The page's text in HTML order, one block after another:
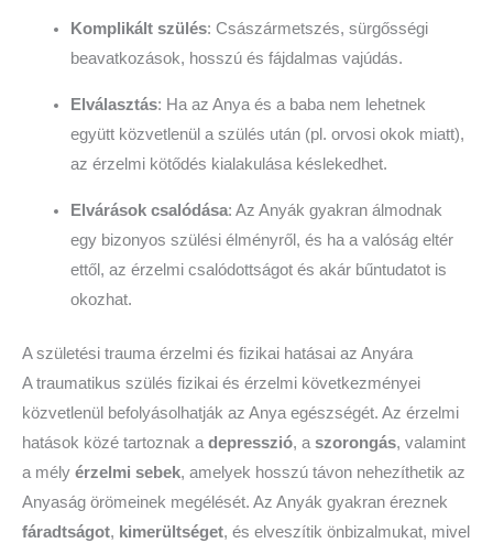
Komplikált szülés: Császármetszés, sürgősségi
beavatkozások, hosszú és fájdalmas vajúdás.
Elválasztás: Ha az Anya és a baba nem lehetnek
együtt közvetlenül a szülés után (pl. orvosi okok miatt),
az érzelmi kötődés kialakulása késlekedhet.
Elvárások csalódása: Az Anyák gyakran álmodnak
egy bizonyos szülési élményről, és ha a valóság eltér
ettől, az érzelmi csalódottságot és akár bűntudatot is
okozhat.
A születési trauma érzelmi és fizikai hatásai az Anyára
A traumatikus szülés fizikai és érzelmi következményei
közvetlenül befolyásolhatják az Anya egészségét. Az érzelmi
hatások közé tartoznak a depresszió, a szorongás, valamint
a mély érzelmi sebek, amelyek hosszú távon nehezíthetik az
Anyaság örömeinek megélését. Az Anyák gyakran éreznek
fáradtságot, kimerültséget, és elveszítik önbizalmukat, mivel